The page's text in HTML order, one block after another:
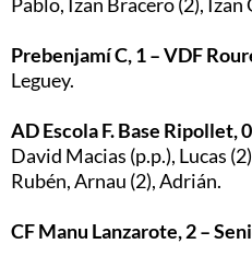
Prebenjamí C, 1 – VDF
Leguey.
AD Escola F. Base Ripollet,
David Macias (p.p.), Lucas
Rubén, Arnau (2), Adrián.
CF Manu Lanzarote, 2 –